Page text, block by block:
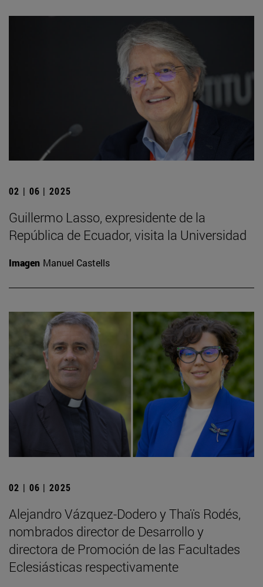
02 | 06 | 2025
Guillermo Lasso, expresidente de la
República de Ecuador, visita la Universidad
Imagen Manuel Castells
02 | 06 | 2025
Alejandro Vázquez-Dodero y Thaïs Rodés,
nombrados director de Desarrollo y
directora de Promoción de las Facultades
Eclesiásticas respectivamente